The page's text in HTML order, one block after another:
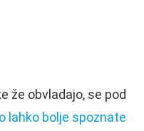
že obvladajo, se pod
lahko bolje spoznate